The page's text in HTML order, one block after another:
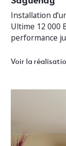
Installation
Ultime 12 000
performance
Voir la